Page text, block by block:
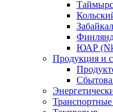
ЮАР
Продукция и